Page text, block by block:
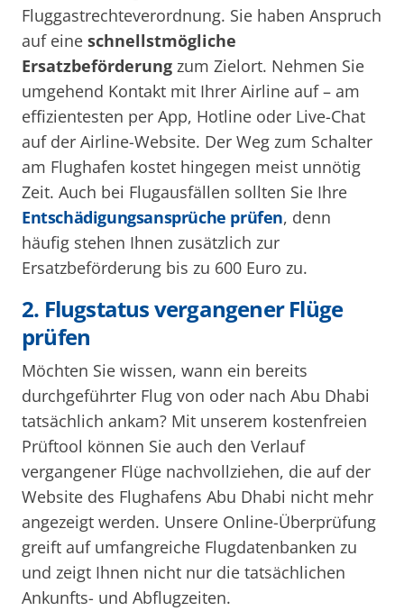
Fluggastrechteverordnung. Sie haben Anspruch
auf eine schnellstmögliche
Ersatzbeförderung zum Zielort. Nehmen Sie
umgehend Kontakt mit Ihrer Airline auf – am
effizientesten per App, Hotline oder Live-Chat
auf der Airline-Website. Der Weg zum Schalter
am Flughafen kostet hingegen meist unnötig
Zeit. Auch bei Flugausfällen sollten Sie Ihre
Entschädigungsansprüche prüfen, denn
häufig stehen Ihnen zusätzlich zur
Ersatzbeförderung bis zu 600 Euro zu.
2. Flugstatus vergangener Flüge
prüfen
Möchten Sie wissen, wann ein bereits
durchgeführter Flug von oder nach Abu Dhabi
tatsächlich ankam? Mit unserem kostenfreien
Prüftool können Sie auch den Verlauf
vergangener Flüge nachvollziehen, die auf der
Website des Flughafens Abu Dhabi nicht mehr
angezeigt werden. Unsere Online-Überprüfung
greift auf umfangreiche Flugdatenbanken zu
und zeigt Ihnen nicht nur die tatsächlichen
Ankunfts- und Abflugzeiten.